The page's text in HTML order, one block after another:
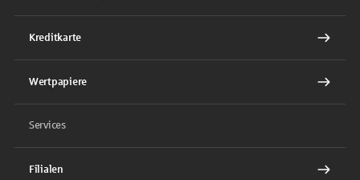
Kreditkarte
Wertpapiere
Services
Filialen